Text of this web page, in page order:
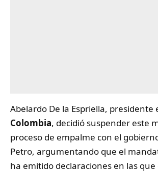
Abelardo De la Espriella, presidente
Colombia, decidió suspender este
proceso de empalme con el
Petro, argumentando que el
ha emitido declaraciones en las que